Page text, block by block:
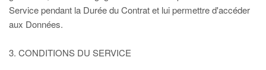
Service pendant la Durée du Contrat et lui permettre d'accéder
aux Données.
3. CONDITIONS DU SERVICE